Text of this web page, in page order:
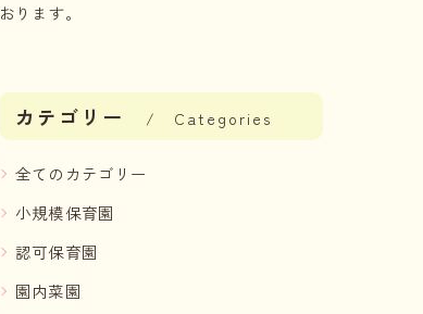
おります。
カテゴリー Categories
全てのカテゴリー
小規模保育園
認可保育園
園内菜園